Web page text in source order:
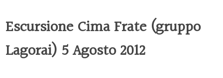
Escursione Cima Frate (gruppo
Lagorai) 5 Agosto 2012